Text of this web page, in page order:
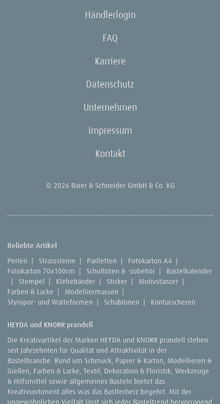
Händlerlogin
FAQ
Karriere
Datenschutz
Unternehmen
Impressum
Kontakt
© 2026 Baier & Schneider GmbH & Co. KG
Beliebte Artikel
Perlen | Strasssteine | Pailletten | Fotokarton A4 |
Fotokarton 70x100cm | Schultüten & -zubehör |
Bastelkalender
|
Stempel | Klebebänder | Sticker | Motivstanzer |
Farben & Lacke | Modelliermassen |
Styropor- und Watteformen | Schablonen | Konturscheren
HEYDA und KNORR prandell
Die Kreativartikel der Marken HEYDA und KNORR prandell stehen
seit Jahrzehnten für Qualität und Attraktivität in der
Bastelbranche. Rund um Schmuck, Papier & Karton, Modellieren &
Gießen, Farben & Lacke, Textil, Dekoration & Floristik, Werkzeuge
& Hilfsmittel sowie allgemeines Basteln bietet das
Kreativsortiment alles was das Bastlerherz begehrt. Mit der
ungewöhnlichen Vielfalt lässt sich jeder Basteltrend hervorragend